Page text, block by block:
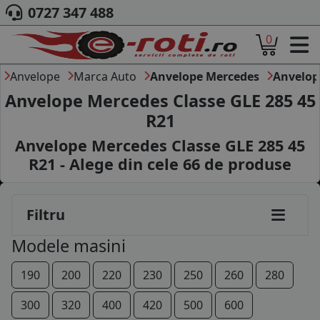
ACASA
DESPRE NOI
ANVELOPE
AUTO
CAMION
MOTO
AGROINDUSTRIALE
CAUTARE DUPA
BLOG
B2B - COLABORARE COMPANII
CONT
0727 347 488
0
Anvelope Marca Auto Anvelope Mercedes
Anvelope Mercedes Classe GLE 285 45
R21
Anvelope Mercedes Classe GLE 285 45
R21 - Alege din cele 66 de produse
Filtru
Modele masini
190 200 220 230 250 260
280
300
320 400 420 500
600